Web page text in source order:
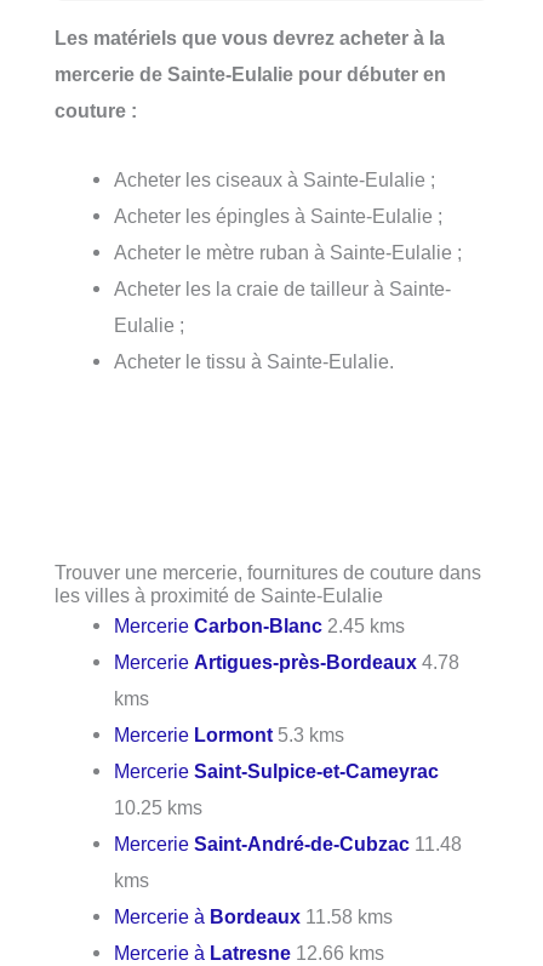
Les matériels que vous devrez acheter à la
mercerie de Sainte-Eulalie pour débuter en
couture :
Acheter les ciseaux à Sainte-Eulalie ;
Acheter les épingles à Sainte-Eulalie ;
Acheter le mètre ruban à Sainte-Eulalie ;
Acheter les la craie de tailleur à Sainte-
Eulalie ;
Acheter le tissu à Sainte-Eulalie.
Trouver une mercerie, fournitures de couture dans
les villes à proximité de Sainte-Eulalie
MercerieCarbon-Blanc 2.45 kms
MercerieArtigues-près-Bordeaux 4.78
kms
Mercerie Lormont 5.3 kms
MercerieSaint-Sulpice-et-Cameyrac
10.25 kms
MercerieSaint-André-de-Cubzac 11.48
kms
Mercerie à Bordeaux 11.58 kms
Mercerie à Latresne 12.66 kms